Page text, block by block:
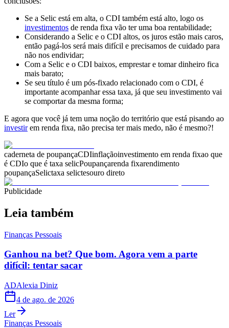
Se a Selic está em alta, o CDI também está alto, logo os
investimentos de renda fixa vão ter uma boa rentabilidade;
Considerando a Selic e o CDI altos, os juros estão mais caros,
então pagá-los será mais difícil e precisamos de cuidado para
não nos endividar;
Com a Selic e o CDI baixos, emprestar e tomar dinheiro fica
mais barato;
Se seu título é um pós-fixado relacionado com o CDI, é
importante acompanhar essa taxa, já que seu investimento vai
se comportar da mesma forma;
E agora que você já tem uma noção do território que está pisando ao
investirem renda fixa, não precisa ter mais medo, não é mesmo?!
caderneta de poupançaCDIinflaçãoinvestimento em renda fixao que
é CDIo que é taxa selicPoupançarenda fixarendimento
poupançaSelictaxa selictesouro direto
Publicidade
Leia também
Finanças Pessoais
Ganhou na bet? Que bom. Agora vem a parte
difícil: tentar sacar
ADAlexia Diniz
4 de ago. de 2026
Ler
Finanças Pessoais